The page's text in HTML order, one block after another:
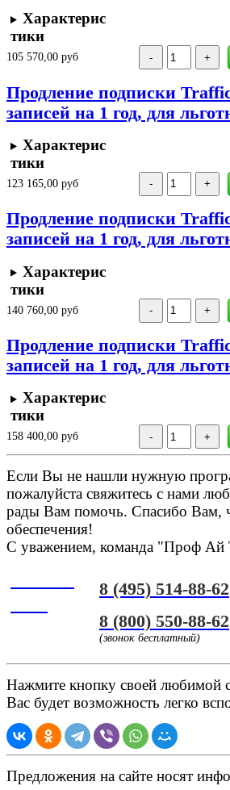
Характерис
тики
105 570,00 руб
Продление подписки
записей на 1 год, для
Характерис
тики
123 165,00 руб
Продление подписки
записей на 1 год, для
Характерис
тики
140 760,00 руб
Продление подписки
записей на 1 год, для
Характерис
тики
158 400,00 руб
Если Вы не нашли нужную
пожалуйста свяжитесь с нами
рады Вам помочь. Спасибо Вам,
обеспечения!
С уважением, команда "Проф Ай
8 (495) 514-88-62
8 (800) 550-88-62
(звонок бесплатный)
Нажмите кнопку своей любимой
Вас будет возможность легко
Предложения на сайте носят